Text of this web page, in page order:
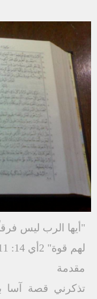
"أيها الرب ليس
لهم قوة" 2أي 14: 11
مقدمة
تذكرني قصة آسا